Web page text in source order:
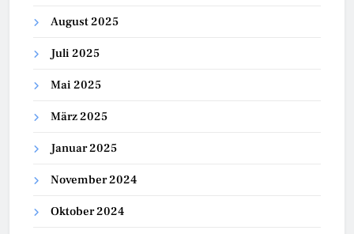
August 2025
Juli 2025
Mai 2025
März 2025
Januar 2025
November 2024
Oktober 2024